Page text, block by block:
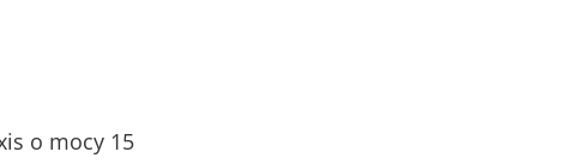
o mocy 15